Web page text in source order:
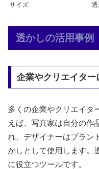
サイズ
透かしの活用事例
企業やクリエイター
多くの企業やクリエイタ
えば、写真家は自分の作
れ、デザイナーはブラン
かしとして使用します。
に役立つツールです。